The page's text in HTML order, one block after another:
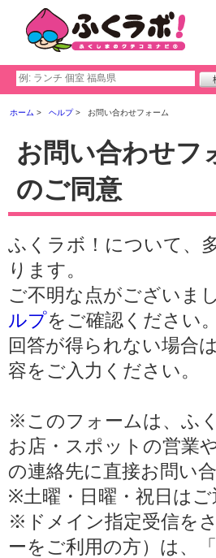
ホーム ヘルプ お問い合わせフォーム
お問い合わせフ
のご同意
ふくラボ！について、
ります。
ご不明な点がございま
ルプをご確認ください。
回答が得られない場合は
容をご入力ください。
※このフォームは、ふ
お店・スポットの営業
の連絡先に直接お問い
※土曜・日曜・祝日は
※ドメイン指定受信を
ーをご利用の方）は、